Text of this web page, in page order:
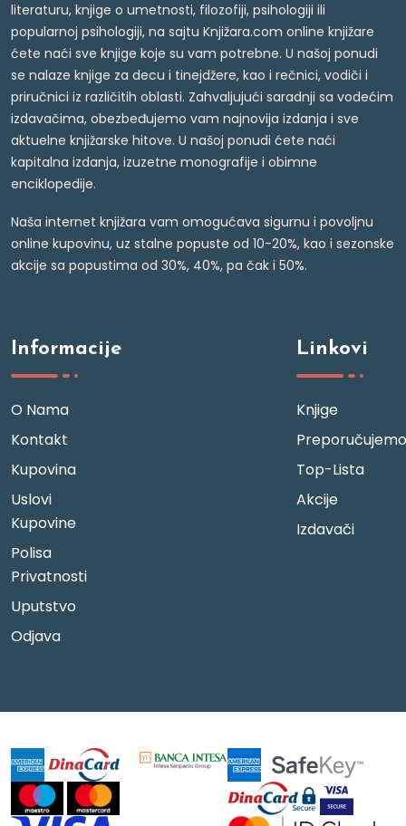
literaturu, knjige o umetnosti, filozofiji, psihologiji ili
popularnoj psihologiji, na sajtu Knjižara.com online knjižare
ćete naći sve knjige koje su vam potrebne. U našoj ponudi
se nalaze knjige za decu i tinejdžere, kao i rečnici, vodiči i
priručnici iz različitih oblasti. Zahvaljujući saradnji sa vodećim
izdavačima, obezbeđujemo vam najnovija izdanja i sve
aktuelne knjižarske hitove. U našoj ponudi ćete naći
kapitalna izdanja, izuzetne monografije i obimne
enciklopedije.
Naša internet knjižara vam omogućava sigurnu i povoljnu
online kupovinu, uz stalne popuste od 10-20%, kao i sezonske
akcije sa popustima od 30%, 40%, pa čak i 50%.
Informacije
O Nama
Kontakt
Kupovina
Uslovi
Kupovine
Polisa
Privatnosti
Uputstvo
Odjava
Linkovi
Knjige
Preporučujemo
Top-Lista
Akcije
Izdavači